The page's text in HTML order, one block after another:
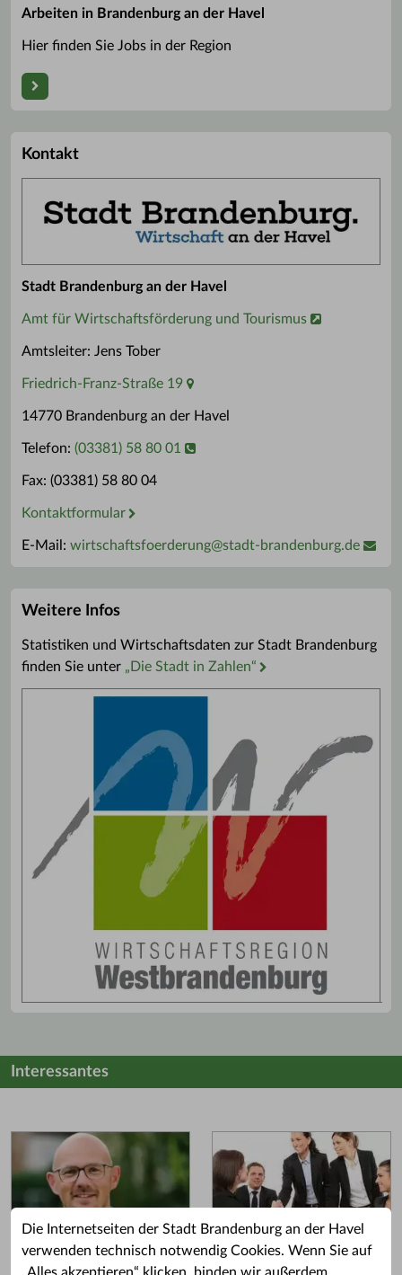
Die Internetseiten der Stadt Brandenburg an der Havel
verwenden technisch notwendig Cookies. Wenn Sie auf
Arbeiten in Brandenburg an der Havel
Hier finden Sie Jobs in der Region
Kontakt
Stadt Brandenburg an der Havel
Amt für Wirtschaftsförderung und Tourismus
Amtsleiter: Jens Tober
Friedrich-Franz-Straße 19
14770 Brandenburg an der Havel
Telefon: (03381) 58 80 01
Fax: (03381) 58 80 04
Kontaktformular
E-Mail: wirtschaftsfoerderung@stadt-brandenburg.de
Weitere Infos
Statistiken und Wirtschaftsdaten zur Stadt Brandenburg
finden Sie unter „Die Stadt in Zahlen“
Interessantes